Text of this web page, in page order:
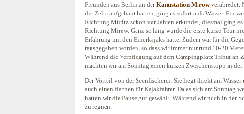
Freunden aus Berlin an derKanustation Mirowverabredet.
die Zelte aufgebaut hatten, ging es sofort aufs Wasser. Ein
Richtung Müritz schon vor Jahren erkundet, diesmal ging
Richtung Mirow. Ganz so lang wurde die erste kurze Tour
Erfahrung mit den Einerkajaks hatte. Zudem war für die
rausgegeben worden, so dass wir immer nur rund 10-20
Während die Verpflegung auf dem Campingplatz Tribut an
machten wir am Sonntag einen kurzen Zwischenstopp in der
Der Vorteil von der Seenfischerei: Sie liegt direkt am Wasser
auch einen flachen für Kajakfahrer. Da es sich am Sonntag
hatten wir die Pause gut gewählt. Während wir noch in der
zu regnen.